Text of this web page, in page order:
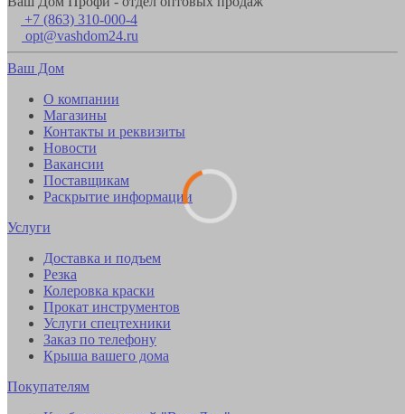
+7 (863) 310-000-4
opt@vashdom24.ru
Ваш Дом
О компании
Магазины
Контакты и реквизиты
Новости
Вакансии
Поставщикам
Раскрытие информации
Услуги
Доставка и подъем
Резка
Колеровка краски
Прокат инструментов
Услуги спецтехники
Заказ по телефону
Крыша вашего дома
Покупателям